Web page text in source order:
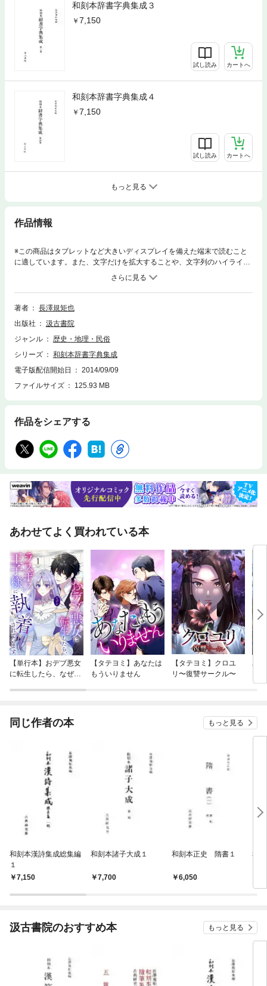
和刻本辞書字典集成３
7,150
試し読み カートへ
和刻本辞書字典集成４
7,150
試し読み カートへ
もっと見る
作品情報
※この商品はタブレットなど大きいディスプレイを備えた端末で読むこと
に適しています。また、文字だけを拡大することや、文字列のハイライ
ト、検索、辞書の参照、引用などの機能が使用できません。江戸時代以降
広く流布した辞書字典類のうち、韻書・康煕字典等を除き22部の和刻本を
収録して影印刊行。中国の社会をはじめ、日本文化への影響を知る上での
貴重な資料である。
著者
長澤規矩也
出版社
汲古書院
ジャンル
歴史・地理・民俗
シリーズ
和刻本辞書字典集成
電子版配信開始日
2014/09/09
ファイルサイズ
125.93 MB
作品をシェアする
あわせてよく買われている本
【単行本】おデブ悪女
に転生したら、なぜか
【タテヨミ】あなたは
もういりません
【タテヨミ】クロユ
リ〜復讐サークル〜
バ
今
同じ作者の本 もっと見る
和刻本漢詩集成総集編
１
7,150
和刻本諸子大成１
7,700
和刻本正史 隋書１
6,050
和
汲古書院のおすすめ本 もっと見る